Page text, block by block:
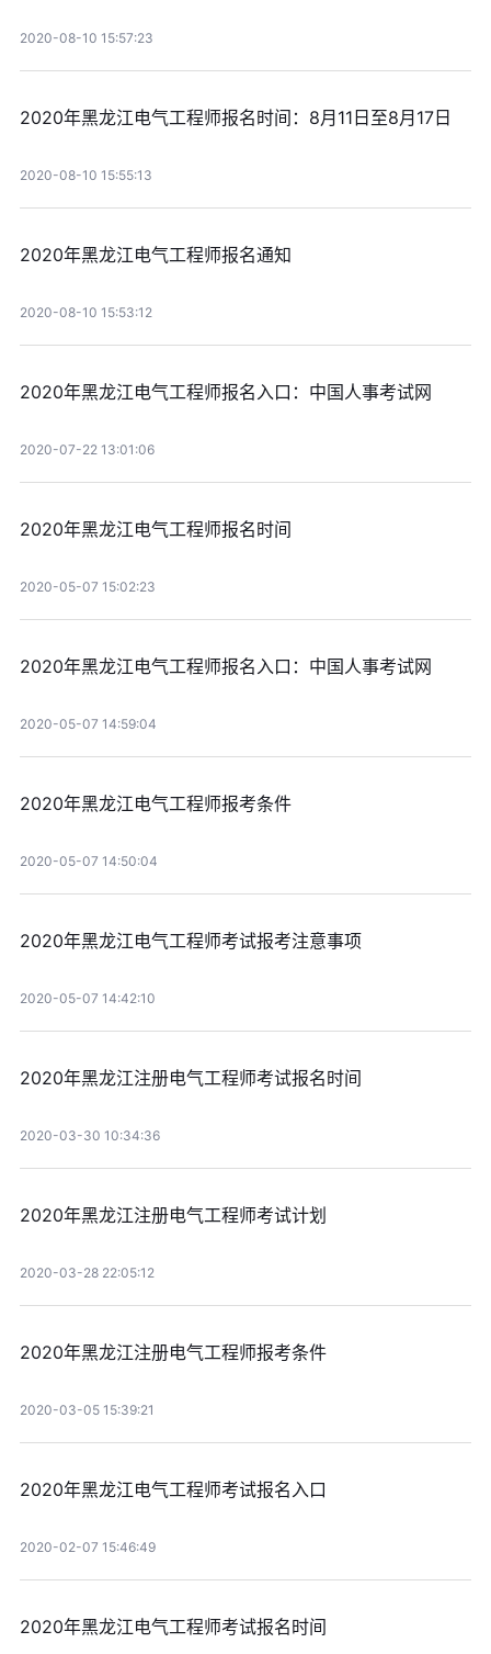
2020-08-10 15:57:23
2020年黑龙江电气工程师报名时间：8月11日至8月17日
2020-08-10 15:55:13
2020年黑龙江电气工程师报名通知
2020-08-10 15:53:12
2020年黑龙江电气工程师报名入口：中国人事考试网
2020-07-22 13:01:06
2020年黑龙江电气工程师报名时间
2020-05-07 15:02:23
2020年黑龙江电气工程师报名入口：中国人事考试网
2020-05-07 14:59:04
2020年黑龙江电气工程师报考条件
2020-05-07 14:50:04
2020年黑龙江电气工程师考试报考注意事项
2020-05-07 14:42:10
2020年黑龙江注册电气工程师考试报名时间
2020-03-30 10:34:36
2020年黑龙江注册电气工程师考试计划
2020-03-28 22:05:12
2020年黑龙江注册电气工程师报考条件
2020-03-05 15:39:21
2020年黑龙江电气工程师考试报名入口
2020-02-07 15:46:49
2020年黑龙江电气工程师考试报名时间